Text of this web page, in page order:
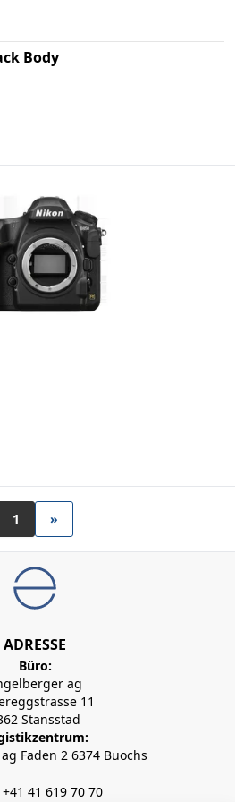
Body
1 »
ADRESSE
Büro:
ag
11
Stansstad
Faden 2 6374 Buochs
+41 41 619 70 70